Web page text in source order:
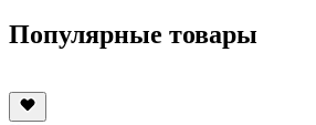
Популярные товары